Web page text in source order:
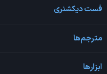
فست دیکشنری
مترجم‌ها
ابزارها